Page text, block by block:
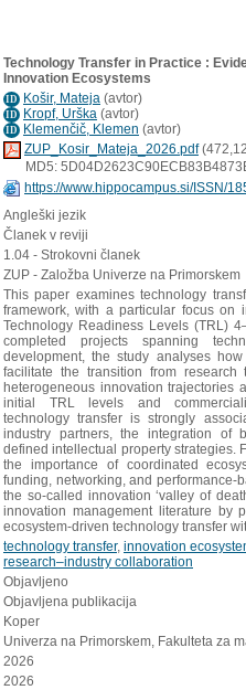
Technology Transfer in Practice :
Innovation Ecosystems
ID Košir, Mateja (avtor)
ID Kropf, Urška (avtor)
ID Klemenčič, Klemen (avtor)
ZUP_Kosir_Mateja_2026.pdf
MD5:
https://www.hippocampus.si/ISSN/
Angleški jezik
Članek v reviji
1.04 - Strokovni članek
ZUP - Založba Univerze na Primorskem
This paper examines technology
framework, with a particular focus on
Technology Readiness Levels (TRL)
completed projects spanning
development, the study analyses
facilitate the transition from
heterogeneous innovation trajectories
initial TRL levels and
technology transfer is strongly
industry partners, the integration of
defined intellectual property strategies.
the importance of coordinated
funding, networking, and performance-
the so-called innovation ‘valley of
innovation management literature by
ecosystem-driven technology transfer
technology transfer, innovation
research–industry collaboration
Objavljeno
Objavljena publikacija
Koper
Univerza na Primorskem, Fakulteta za
2026
2026